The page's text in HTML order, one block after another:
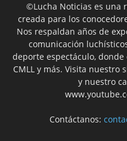
©Lucha Noticias es una
creada para los
Nos respaldan años de
comunicación
deporte espectáculo, donde
CMLL y más. Visita nuestro
y nuestro
Contáctanos: